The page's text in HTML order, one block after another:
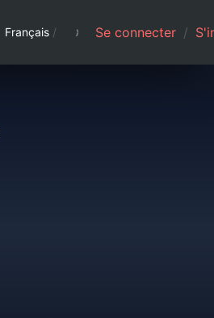
Français / Se connecter /